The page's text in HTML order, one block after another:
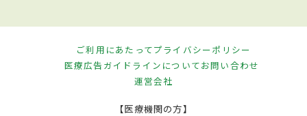
ご利用にあたってプライバシーポリシー
医療広告ガイドラインについてお問い合わせ
運営会社
【医療機関の方】